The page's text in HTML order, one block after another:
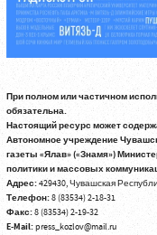
При полном или частичном
обязательна.
Настоящий ресурс может
Автономное учреждение
газеты «Ялав» («Знамя»)
политики и массовых
Адрес:429430, Чувашская
Телефон:8 (83534) 2-18-31
Факс:8 (83534) 2-19-32
E-Mail:press_kozlov@mail.ru